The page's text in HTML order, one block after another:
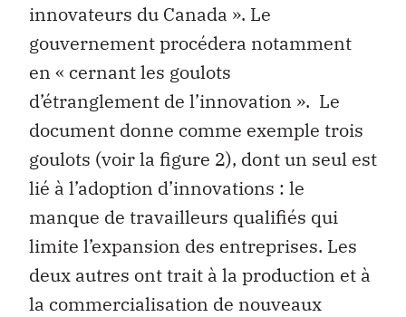
innovateurs du Canada ». Le
gouvernement procédera notamment
en « cernant les goulots
d’étranglement de l’innovation ». Le
document donne comme exemple trois
goulots (voir la figure 2), dont un seul est
lié à l’adoption d’innovations : le
manque de travailleurs qualifiés qui
limite l’expansion des entreprises. Les
deux autres ont trait à la production et à
la commercialisation de nouveaux